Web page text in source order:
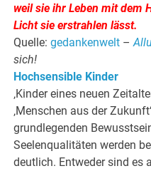
weil sie ihr Leben mit dem
Licht sie erstrahlen lässt.
Quelle:gedankenwelt –
sich!
Hochsensible Kinder
‚Kinder eines neuen
‚Menschen aus der
grundlegenden
Seelenqualitäten werden
deutlich. Entweder sind es